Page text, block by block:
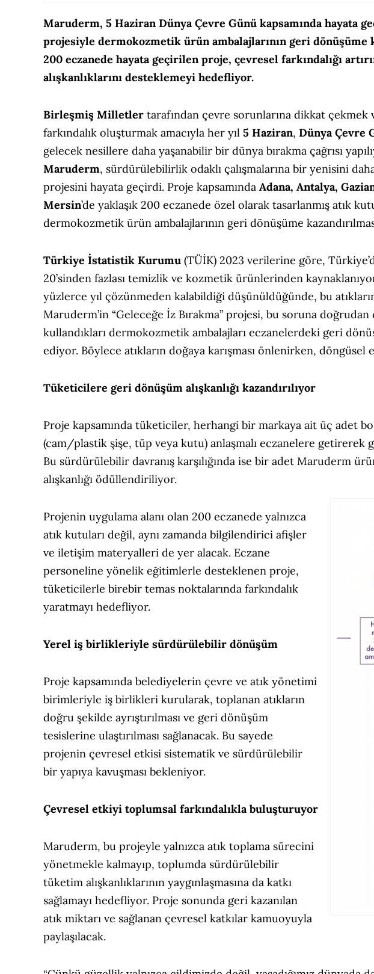
Maruderm, 5 Haziran Dünya Çevre Günü kapsamında hayata
projesiyle dermokozmetik ürün ambalajlarının geri dönüşüme
200 eczanede hayata geçirilen proje, çevresel farkındalığı
alışkanlıklarını desteklemeyi hedefliyor.
Birleşmiş Milletler tarafından çevre sorunlarına dikkat
farkındalık oluşturmak amacıyla her yıl 5 Haziran, Dünya Çevre
gelecek nesillere daha yaşanabilir bir dünya bırakma çağrısı
Maruderm, sürdürülebilirlik odaklı çalışmalarına bir yenisini
projesini hayata geçirdi. Proje kapsamında Adana, Antalya,
Mersin’de yaklaşık 200 eczanede özel olarak tasarlanmış atık
dermokozmetik ürün ambalajlarının geri dönüşüme
Türkiye İstatistik Kurumu (TÜİK) 2023 verilerine göre,
20’sinden fazlası temizlik ve kozmetik ürünlerinden
yüzlerce yıl çözünmeden kalabildiği düşünüldüğünde, bu
Maruderm’in “Geleceğe İz Bırakma” projesi, bu soruna
kullandıkları dermokozmetik ambalajları eczanelerdeki geri
ediyor. Böylece atıkların doğaya karışması önlenirken, döngüsel
Tüketicilere geri dönüşüm alışkanlığı kazandırılıyor
Proje kapsamında tüketiciler, herhangi bir markaya ait üç adet
(cam/plastik şişe, tüp veya kutu) anlaşmalı eczanelere getirerek
Bu sürdürülebilir davranış karşılığında ise bir adet Maruderm
alışkanlığı ödüllendiriliyor.
Projenin uygulama alanı olan 200 eczanede yalnızca
atık kutuları değil, aynı zamanda bilgilendirici afişler
ve iletişim materyalleri de yer alacak. Eczane
personeline yönelik eğitimlerle desteklenen proje,
tüketicilerle birebir temas noktalarında farkındalık
yaratmayı hedefliyor.
Yerel iş birlikleriyle sürdürülebilir dönüşüm
Proje kapsamında belediyelerin çevre ve atık yönetimi
birimleriyle iş birlikleri kurularak, toplanan atıkların
doğru şekilde ayrıştırılması ve geri dönüşüm
tesislerine ulaştırılması sağlanacak. Bu sayede
projenin çevresel etkisi sistematik ve sürdürülebilir
bir yapıya kavuşması bekleniyor.
Çevresel etkiyi toplumsal farkındalıkla buluşturuyor
Maruderm, bu projeyle yalnızca atık toplama sürecini
yönetmekle kalmayıp, toplumda sürdürülebilir
tüketim alışkanlıklarının yaygınlaşmasına da katkı
sağlamayı hedefliyor. Proje sonunda geri kazanılan
atık miktarı ve sağlanan çevresel katkılar kamuoyuyla
paylaşılacak.